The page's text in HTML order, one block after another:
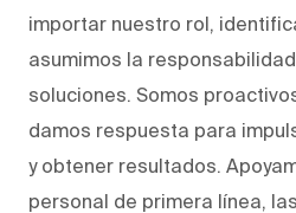
importar nuestro rol,
asumimos la
soluciones. Somos
damos respuesta para
y obtener resultados.
personal de primera línea,